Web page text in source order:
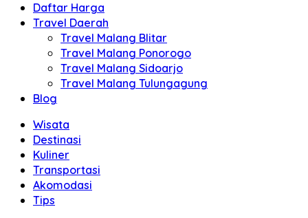
Daftar Harga
Travel Daerah
Travel Malang Blitar
Travel Malang Ponorogo
Travel Malang Sidoarjo
Travel Malang Tulungagung
Blog
Wisata
Destinasi
Kuliner
Transportasi
Akomodasi
Tips